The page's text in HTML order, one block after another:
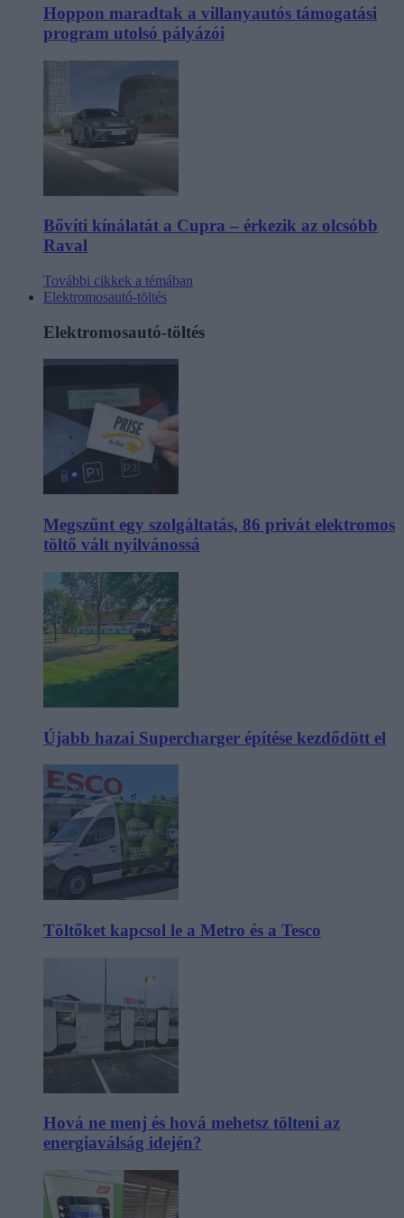
Hoppon maradtak a villanyautós támogatási
program utolsó pályázói
Bővíti kínálatát a Cupra – érkezik az olcsóbb
Raval
További cikkek a témában
Elektromosautó-töltés
Elektromosautó-töltés
Megszűnt egy szolgáltatás, 86 privát elektromos
töltő vált nyilvánossá
Újabb hazai Supercharger építése kezdődött el
Töltőket kapcsol le a Metro és a Tesco
Hová ne menj és hová mehetsz tölteni az
energiaválság idején?